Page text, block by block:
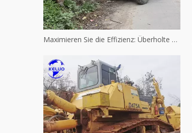
Maximieren Sie die Effizienz: Überholte gebrauchte Caterpillar-Maschinen